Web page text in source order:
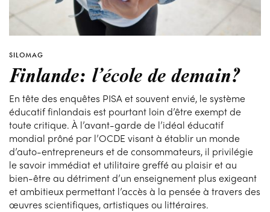
SILOMAG
Finlande: l’école de demain?
En tête des enquêtes PISA et souvent envié, le système
éducatif finlandais est pourtant loin d’être exempt de
toute critique. À l’avant-garde de l’idéal éducatif
mondial prôné par l’OCDE visant à établir un monde
d’auto-entrepreneurs et de consommateurs, il privilégie
le savoir immédiat et utilitaire greffé au plaisir et au
bien-être au détriment d’un enseignement plus exigeant
et ambitieux permettant l’accès à la pensée à travers des
œuvres scientifiques, artistiques ou littéraires.